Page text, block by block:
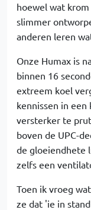
hoewel wat
slimmer
anderen leren
Onze Humax is
binnen 16
extreem koel
kennissen in
versterker te
boven de UPC-
de gloeiendhete
zelfs een
Toen ik vroeg
ze dat 'ie in